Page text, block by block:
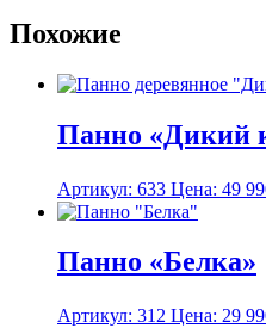
Похожие
Панно «Дикий
Артикул: 633 Цена: 49
Панно «Белка»
Артикул: 312 Цена: 29